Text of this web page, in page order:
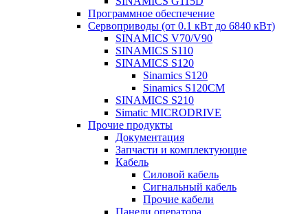
Программное обеспечение
Сервоприводы (от 0.1 кВт до 6840 кВт)
SINAMICS V70/V90
SINAMICS S110
SINAMICS S120
Sinamics S120
Sinamics S120CM
SINAMICS S210
Simatic MICRODRIVE
Прочие продукты
Документация
Запчасти и комплектующие
Кабель
Силовой кабель
Сигнальный кабель
Прочие кабели
Панели оператора